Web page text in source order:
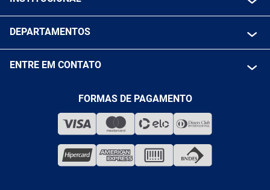
POLITICA DE TROCA E DEVOLUÇÃO
DEPARTAMENTOS
COMPRESSORES
ENTRE EM CONTATO
VENDAS ONLINE@ANTFERRAMENTAS.COM.BR
SAC@ANTFERRAMENTAS.COM.BR
FORMAS DE PAGAMENTO